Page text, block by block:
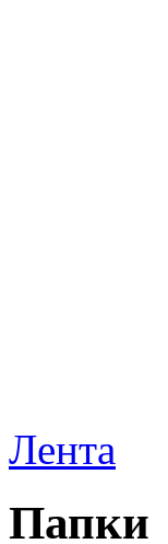
Лента
Папки